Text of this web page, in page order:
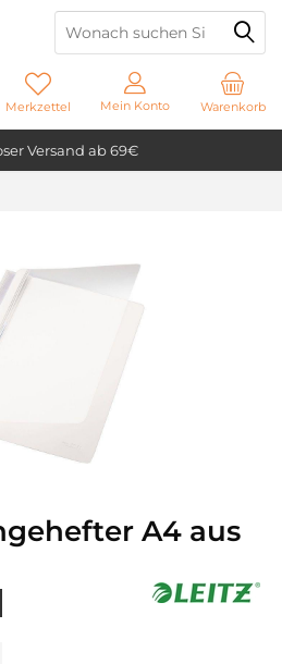
Versand ab 69€
Warenkorb
Merkzettel Mein Konto
A4 aus